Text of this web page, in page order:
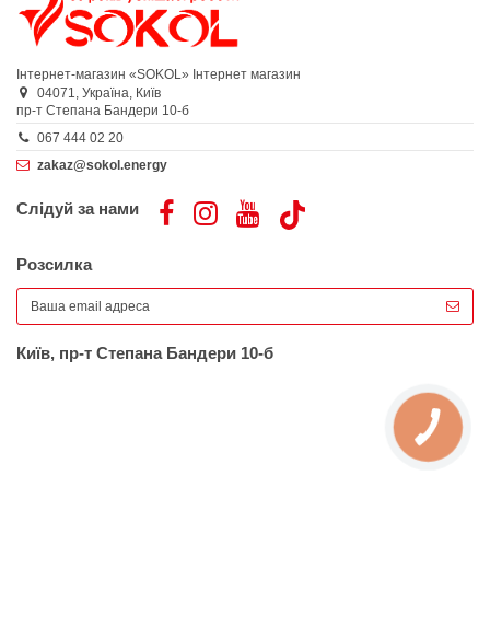
Інтернет-магазин «SOKOL» Інтернет магазин
04071, Україна, Київ
пр-т Степана Бандери 10-б
067 444 02 20
zakaz@sokol.energy
Слідуй за нами
Розсилка
Київ, пр-т Степана Бандери 10-б